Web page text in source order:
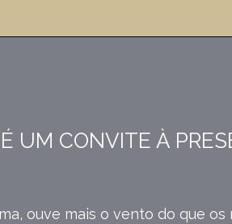
UM CONVITE À
ouve mais o vento do que os